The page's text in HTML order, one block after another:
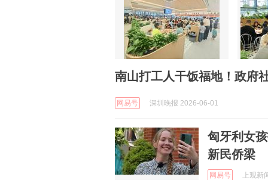
南山打工人干饭福地！政府
网易号 深圳晚报 2026-06-01
匈牙利女
新民侨梁
网易号 上观